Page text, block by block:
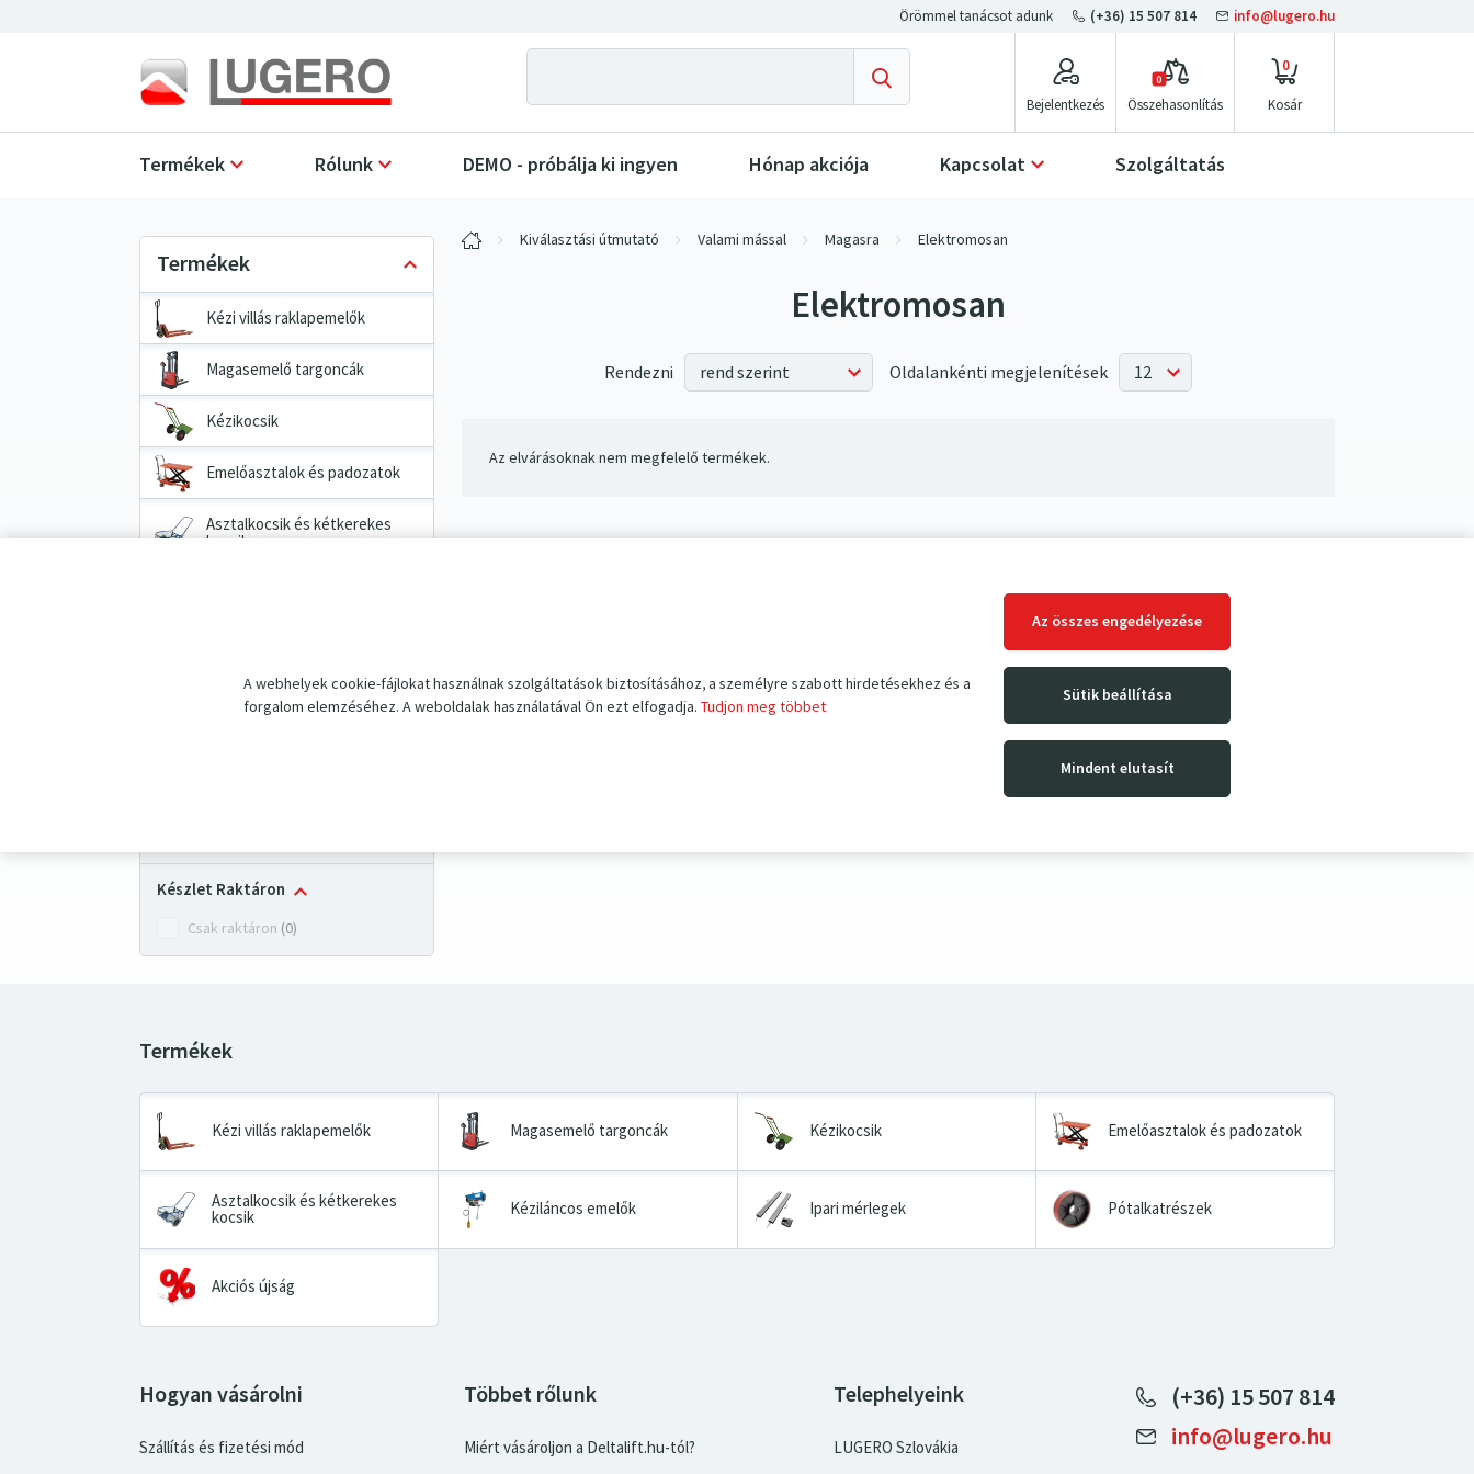
A webhelyek cookie-fájlokat használnak szolgáltatások biztosításához, a személyre szabott hirdetésekhez és a
forgalom elemzéséhez. A weboldalak használatával Ön ezt elfogadja. Tudjon meg többet
Az összes engedélyezése
Sütik beállítása
Mindent elutasít
Bejelentkezés Összehasonlítás
0
0
Termékek Rólunk DEMO - próbálja ki ingyen Hónap akciója Kapcsolat Szolgáltatás
(+36) 15 507 814 info@lugero.hu
Kiválasztási útmutató Valami mással Magasra Elektromosan
Kézi villás raklapemelők
Magasemelő targoncák
Kézikocsik
Emelőasztalok és padozatok
Asztalkocsik és kétkerekes
kocsik
Pótalkatrészek
Készlet Raktáron
Csak raktáron (0)
Elektromosan
Rendezni Oldalankénti megjelenítések
Az elvárásoknak nem megfelelő termékek.
Kézi villás raklapemelők Magasemelő targoncák Kézikocsik Emelőasztalok és padozatok
Asztalkocsik és kétkerekes
kocsik Kéziláncos emelők Ipari mérlegek Pótalkatrészek
Akciós újság
Hogyan vásárolni
Szállítás és fizetési mód
Többet rőlunk
Miért vásároljon a Deltalift.hu-tól?
Telephelyeink
LUGERO Szlovákia
(+36) 15 507 814
info@lugero.hu